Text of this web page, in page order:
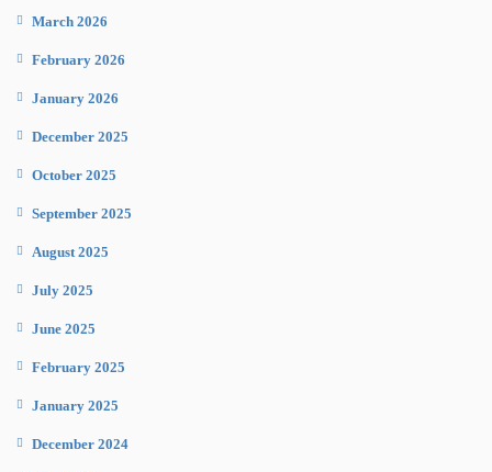
March 2026
February 2026
January 2026
December 2025
October 2025
September 2025
August 2025
July 2025
June 2025
February 2025
January 2025
December 2024